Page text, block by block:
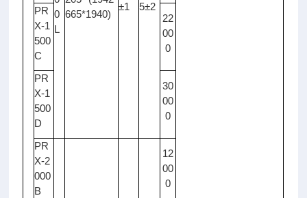
0
L
665*1940)
±1
5±2
PR
X-1
500
C
22
00
0
PR
X-1
500
D
30
00
0
PR
X-2
000
B
12
00
0